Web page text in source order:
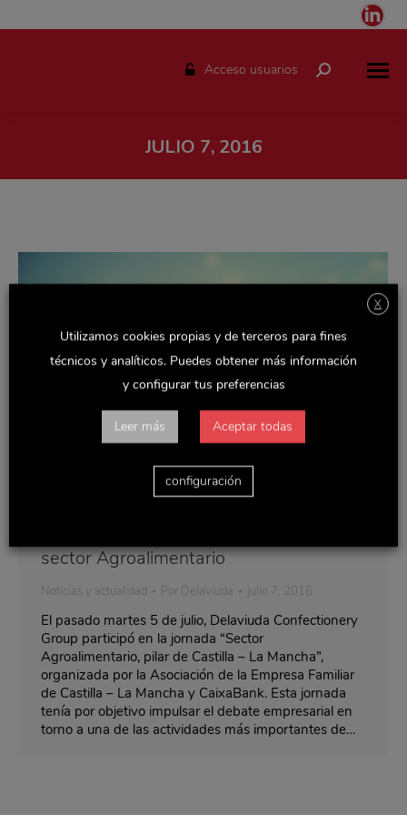
Acceso usuarios Buscar:
JULIO 7, 2016
sector Agroalimentario
Noticias y actualidad Por Delaviuda julio 7, 2016
El pasado martes 5 de julio, Delaviuda Confectionery
Group participó en la jornada “Sector
Agroalimentario, pilar de Castilla – La Mancha”,
organizada por la Asociación de la Empresa Familiar
de Castilla – La Mancha y CaixaBank. Esta jornada
tenía por objetivo impulsar el debate empresarial en
torno a una de las actividades más importantes de…
X
Utilizamos cookies propias y de terceros para fines
técnicos y analíticos. Puedes obtener más información
y configurar tus preferencias
Leer más Aceptar todas
configuración